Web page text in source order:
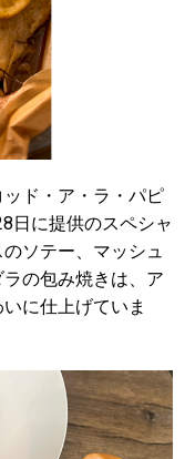
ッド・ア・ラ・パピ
日に提供のスペシャ
ソテー、マッシュ
の包み焼きは、ア
に仕上げていま